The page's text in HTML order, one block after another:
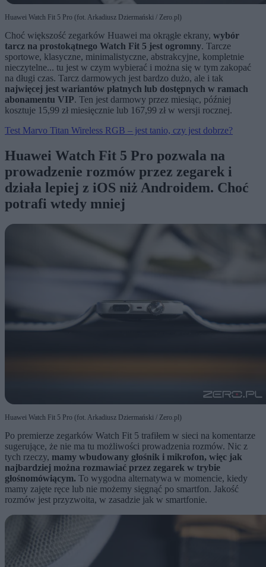
Huawei Watch Fit 5 Pro (fot. Arkadiusz Dziermański / Zero.pl)
Choć większość zegarków Huawei ma okrągłe ekrany, wybór
tarcz na prostokątnego Watch Fit 5 jest ogromny. Tarcze
sportowe, klasyczne, minimalistyczne, abstrakcyjne, kompletnie
nieczytelne... tu jest w czym wybierać i można się w tym zakopać
na długi czas. Tarcz darmowych jest bardzo dużo, ale i tak
najwięcej jest wariantów płatnych lub dostępnych w ramach
abonamentu VIP. Ten jest darmowy przez miesiąc, później
kosztuje 15,99 zł miesięcznie lub 167,99 zł w wersji rocznej.
Test Marvo Titan Wireless RGB – jest tanio, czy jest dobrze?
Huawei Watch Fit 5 Pro pozwala na
prowadzenie rozmów przez zegarek i
działa lepiej z iOS niż Androidem. Choć
potrafi wtedy mniej
Huawei Watch Fit 5 Pro (fot. Arkadiusz Dziermański / Zero.pl)
Po premierze zegarków Watch Fit 5 trafiłem w sieci na komentarze
sugerujące, że nie ma tu możliwości prowadzenia rozmów. Nic z
tych rzeczy, mamy wbudowany głośnik i mikrofon, więc jak
najbardziej można rozmawiać przez zegarek w trybie
głośnomówiącym. To wygodna alternatywa w momencie, kiedy
mamy zajęte ręce lub nie możemy sięgnąć po smartfon. Jakość
rozmów jest przyzwoita, w zasadzie jak w smartfonie.